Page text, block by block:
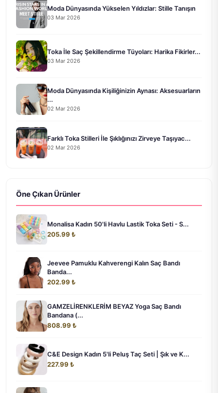
Moda Dünyasında Yükselen Yıldızlar: Stille Tanışın
03 Mar 2026
Toka İle Saç Şekillendirme Tüyoları: Harika Fikirler...
03 Mar 2026
Moda Dünyasında Kişiliğinizin Aynası: Aksesuarların
...
02 Mar 2026
Farklı Toka Stilleri İle Şıklığınızı Zirveye Taşıyac...
02 Mar 2026
Öne Çıkan Ürünler
Monalisa Kadın 50'li Havlu Lastik Toka Seti - S...
205.99 ₺
Jeevee Pamuklu Kahverengi Kalın Saç Bandı
Banda...
202.99 ₺
GAMZELİRENKLERİM BEYAZ Yoga Saç Bandı
Bandana (...
808.99 ₺
C&E Design Kadın 5'li Peluş Taç Seti | Şık ve K...
227.99 ₺